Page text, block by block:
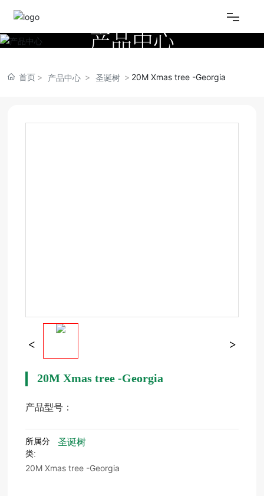
网站首页
产品中心
产品中心
首页 产品中心 圣诞树 20M Xmas tree -Georgia
20M Xmas tree -Georgia
产品型号：
所属分
类:
圣诞树
20M Xmas tree -Georgia